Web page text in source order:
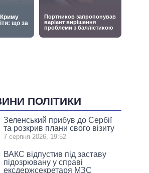
ПОЛІТИКИ
Зеленський прибув до Сербії
та розкрив плани свого візиту
7 серпня 2026, 19:52
ВАКС відпустив під заставу
підозрювану у справі
ексдержсекретаря МЗС